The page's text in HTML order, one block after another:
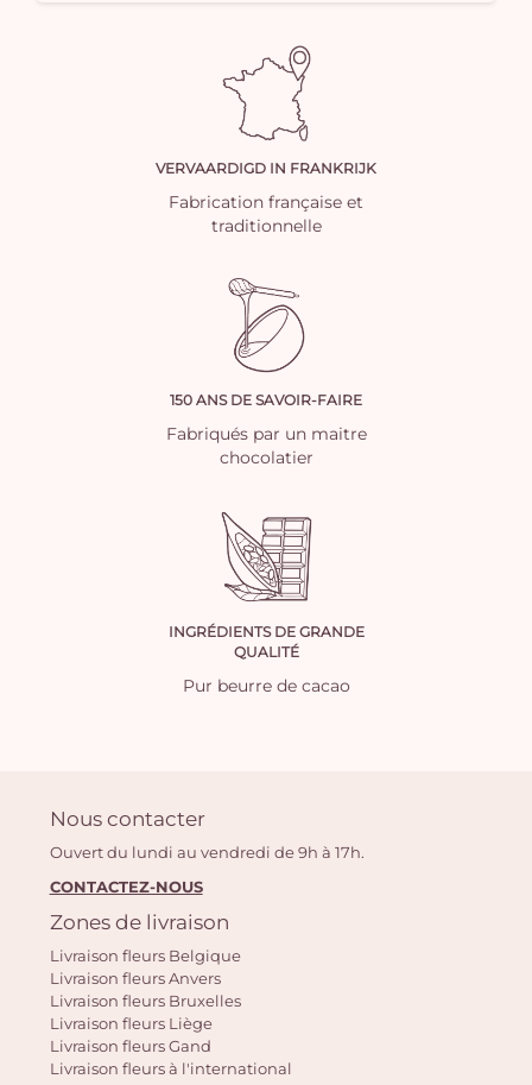
VERVAARDIGD IN FRANKRIJK
Fabrication française et
traditionnelle
150 ANS DE SAVOIR-FAIRE
Fabriqués par un maitre
chocolatier
INGRÉDIENTS DE GRANDE
QUALITÉ
Pur beurre de cacao
Nous contacter
Ouvert du lundi au vendredi de 9h à 17h.
CONTACTEZ-NOUS
Zones de livraison
Livraison fleurs Belgique
Livraison fleurs Anvers
Livraison fleurs Bruxelles
Livraison fleurs Liège
Livraison fleurs Gand
Livraison fleurs à l'international